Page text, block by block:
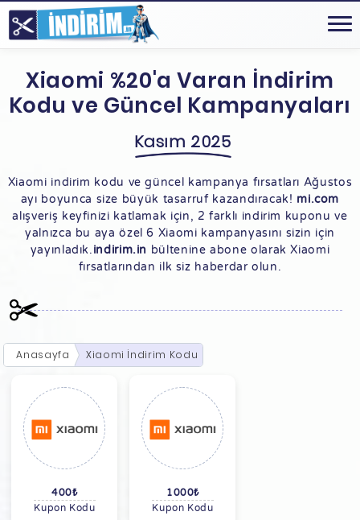
Xiaomi %20'a Varan İndirim
Kodu ve Güncel Kampanyaları
Kasım 2025
Xiaomi indirim kodu ve güncel kampanya fırsatları Ağustos
ayı boyunca size büyük tasarruf kazandıracak! mi.com
alışveriş keyfinizi katlamak için, 2 farklı indirim kuponu ve
yalnızca bu aya özel 6 Xiaomi kampanyasını sizin için
yayınladık.indirim.in bültenine abone olarak Xiaomi
fırsatlarından ilk siz haberdar olun.
Anasayfa Xiaomi İndirim Kodu
400₺
Kupon Kodu
1000₺
Kupon Kodu